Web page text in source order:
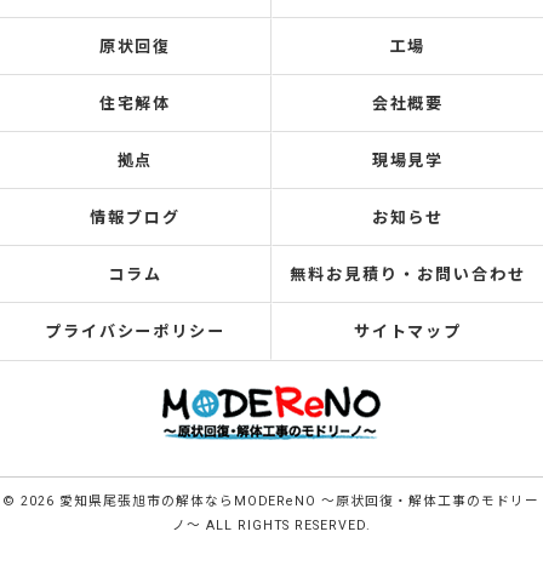
原状回復 工場
住宅解体 会社概要
拠点 現場見学
情報ブログ お知らせ
コラム 無料お見積り・お問い合わせ
プライバシーポリシー サイトマップ
© 2026 愛知県尾張旭市の解体ならMODEReNO ～原状回復・解体工事のモドリー
ノ～ ALL RIGHTS RESERVED.